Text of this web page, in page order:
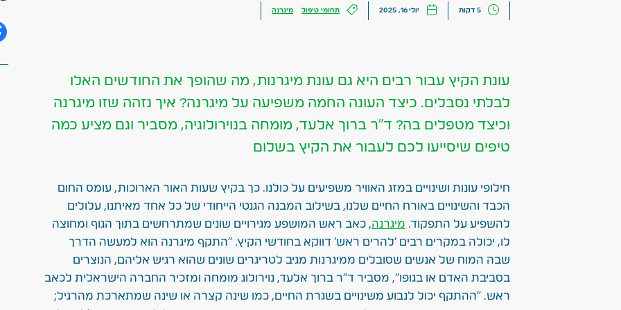
5 דקות יולי 16, 2025 תחומי טיפול מיגרנה
עונת הקיץ עבור רבים היא גם עונת מיגרנות, מה שהופך את החודשים האלו
לבלתי נסבלים. כיצד העונה החמה משפיעה על מיגרנה? איך נזהה שזו מיגרנה
וכיצד מטפלים בה? ד"ר ברוך אלעד, מומחה בנוירולוגיה, מסביר וגם מציע כמה
טיפים שיסייעו לכם לעבור את הקיץ בשלום
חילופי עונות ושינויים במזג האוויר משפיעים על כולנו. כך בקיץ שעות האור הארוכות, עומס החום
הכבד והשינויים באורח החיים שלנו, בשילוב המבנה הגנטי הייחודי של כל אחד מאיתנו, עלולים
להשפיע על התפקוד. מיגרנה, כאב ראש המושפע מגירויים שונים שמתרחשים בתוך הגוף ומחוצה
לו, יכולה במקרים רבים 'להרים ראש' דווקא בחודשי הקיץ. "התקף מיגרנה הוא למעשה הדרך
שבה המוח של אנשים שסובלים ממיגרנות מגיב לטריגרים שונים שהוא רגיש אליהם, הנוצרים
בסביבת האדם או בגופו", מסביר ד"ר ברוך אלעד, נוירולוג מומחה ומזכיר החברה הישראלית לכאב
ראש. "ההתקף יכול לנבוע משינויים בשגרת החיים, כמו שינה קצרה או שינה שמתארכת מהרגיל;